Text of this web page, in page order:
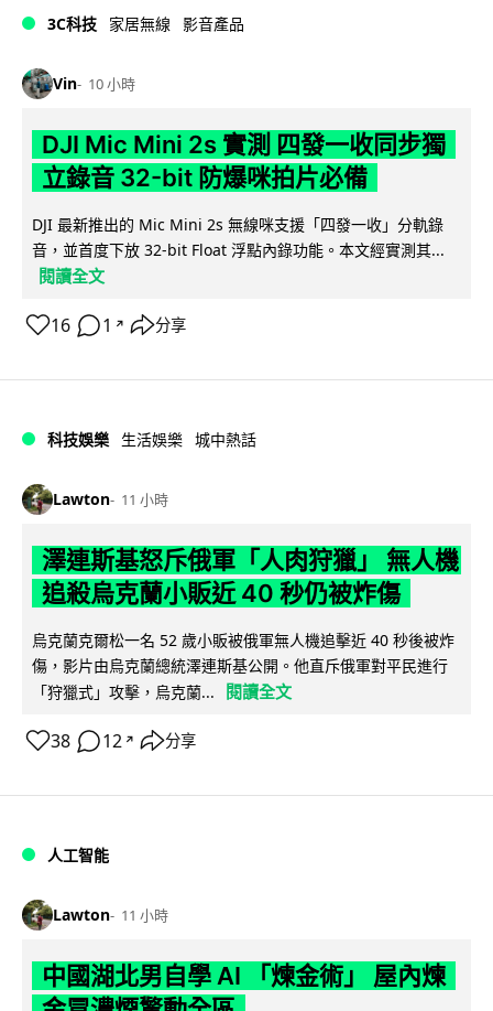
3C科技 家居無線 影音產品
Vin 10 小時
DJI Mic Mini 2s 實測 四發一收同步獨
立錄音 32-bit 防爆咪拍片必備
DJI 最新推出的 Mic Mini 2s 無線咪支援「四發一收」分軌錄
音，並首度下放 32-bit Float 浮點內錄功能。本文經實測其...
閱讀全文
16 1 ↗ 分享
科技娛樂 生活娛樂 城中熱話
Lawton 11 小時
澤連斯基怒斥俄軍「人肉狩獵」 無人機
追殺烏克蘭小販近 40 秒仍被炸傷
烏克蘭克爾松一名 52 歲小販被俄軍無人機追擊近 40 秒後被炸
傷，影片由烏克蘭總統澤連斯基公開。他直斥俄軍對平民進行
「狩獵式」攻擊，烏克蘭...
閱讀全文
38 12 ↗ 分享
人工智能
Lawton 11 小時
中國湖北男自學 AI 「煉金術」 屋內煉